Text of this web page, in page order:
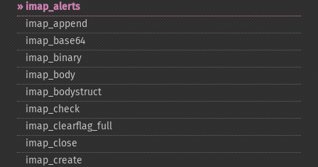
imap_​alerts
imap_​append
imap_​base64
imap_​binary
imap_​body
imap_​bodystruct
imap_​check
imap_​clearflag_​full
imap_​close
imap_​create